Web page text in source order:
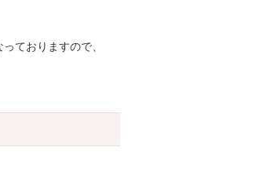
ておりますので、